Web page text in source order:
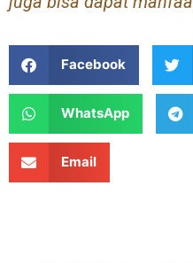
Facebook
WhatsApp
Email